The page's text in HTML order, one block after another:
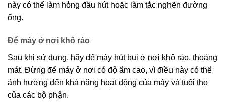
này có thể làm hỏng đầu hút hoặc làm tắc nghẽn đường
ống.
Để máy ở nơi khô ráo
Sau khi sử dụng, hãy để máy hút bụi ở nơi khô ráo, thoáng
mát. Đừng để máy ở nơi có độ ẩm cao, vì điều này có thể
ảnh hưởng đến khả năng hoạt động của máy và tuổi thọ
của các bộ phận.